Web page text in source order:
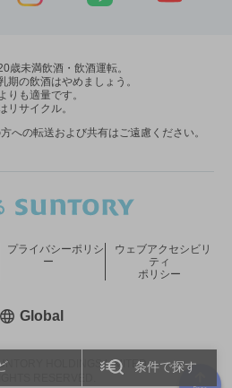
条件で探す
歳未満飲酒・飲酒運転。
期の飲酒はやめましょう。
りも適量です。
リサイクル。
への転送および共有はご遠慮ください。
HOLDINGS LIMITED.
プライバシーポリシ
ー
ウェブアクセシビリ
ティ
ポリシー
Global新しいウィンドウで開く